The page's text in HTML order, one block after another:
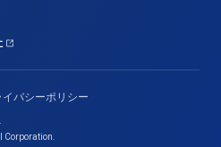
イバシーポリシー
Corporation.